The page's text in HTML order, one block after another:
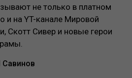
не только в платном
и на YT-канале Мировой
Скотт Сивер и новые герои
Савинов